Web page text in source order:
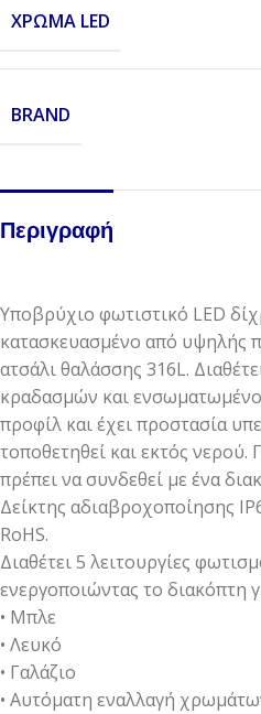
ΧΡΏΜΑ LED
BRAND
Περιγραφή
Υποβρύχιο φωτιστικό LED
κατασκευασμένο από υψηλής
ατσάλι θαλάσσης 316L.
κραδασμών και
προφίλ και έχει προστασία
τοποθετηθεί και εκτός
πρέπει να συνδεθεί με ένα
Δείκτης αδιαβροχοποίησης
RoHS.
Διαθέτει 5 λειτουργίες
ενεργοποιώντας το διακόπτη
• Μπλε
• Λευκό
• Γαλάζιο
• Αυτόματη εναλλαγή